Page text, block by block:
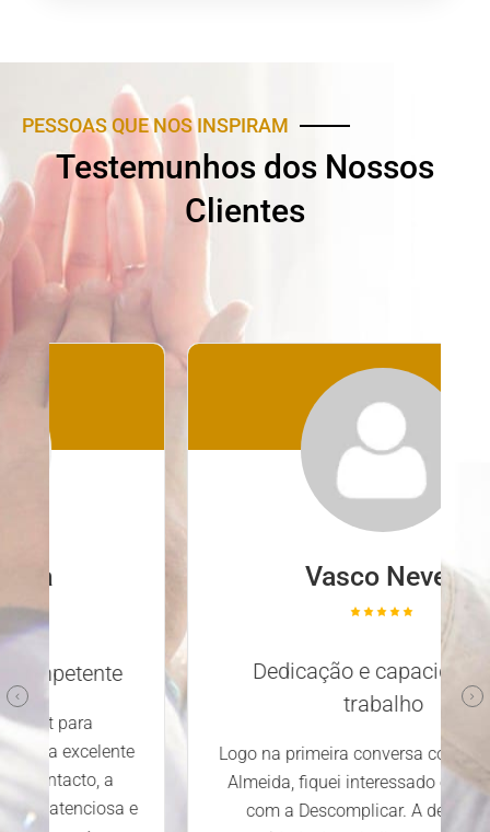
PESSOAS QUE NOS INSPIRAM
Testemunhos dos Nossos
Clientes
Vasco Neves
Dedicação e capacidade de
Logo na primeira conversa com o Emanuel
Almeida, fiquei interessado em trabalhar
com a Descomplicar. A dedicação e